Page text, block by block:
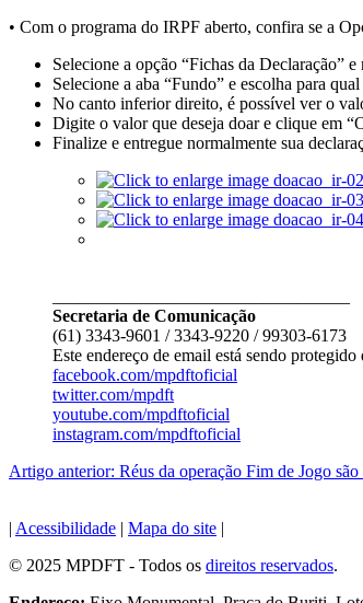
• Com o programa do IRPF aberto, confira se a
Selecione a opção “Fichas da Declaração”
Selecione a aba “Fundo” e escolha para
No canto inferior direito, é possível ver o
Digite o valor que deseja doar e clique em
Finalize e entregue normalmente sua
Secretaria de Comunicação
(61) 3343-9601 / 3343-9220 / 99303-6173
Este endereço de email está sendo
facebook.com/mpdftoficial
twitter.com/mpdft
youtube.com/mpdftoficial
instagram.com/mpdftoficial
Artigo anterior: Réus da operação Fim de Jogo são
| Acessibilidade | Mapa do site |
© 2025 MPDFT - Todos os direitos reservados.